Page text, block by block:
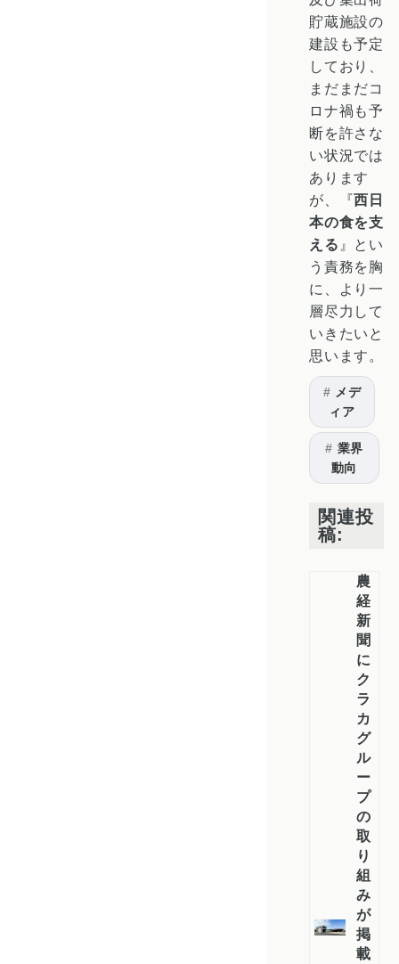
貯蔵施設の
建設も予定
しており、
まだまだコ
ロナ禍も予
断を許さな
い状況では
あります
が、『西日
本の食を支
える 』とい
う責務を胸
に、より一
層尽力して
いきたいと
思います。
メデ
ィア
業界
動向
関連投
稿:
農
経
新
聞
に
ク
ラ
カ
グ
ル
ー
プ
の
取
り
組
み
が
掲
載